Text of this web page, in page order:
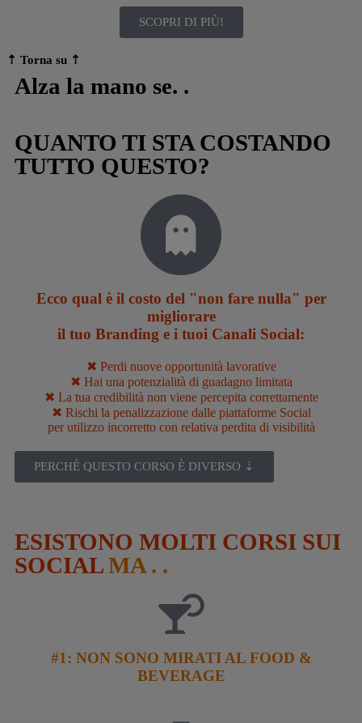
SCOPRI DI PIÙ!
⇡ Torna su ⇡
Alza la mano se​. .​
QUANTO TI STA COSTANDO
TUTTO QUESTO?
Ecco qual è il costo del "non fare nulla" per
migliorare
il tuo Branding e i tuoi Canali Social:
✖︎ Perdi nuove opportunità lavorative
✖︎ Hai una potenzialità di guadagno limitata
✖︎ La tua credibilità non viene percepita correttamente
✖︎ Rischi la penalizzazione dalle piattaforme Social
per utilizzo incorretto con relativa perdita di visibilità
PERCHÉ QUESTO CORSO È DIVERSO ⇣
ESISTONO MOLTI CORSI SUI
SOCIALMA . .
#1: NON SONO MIRATI AL FOOD &
BEVERAGE